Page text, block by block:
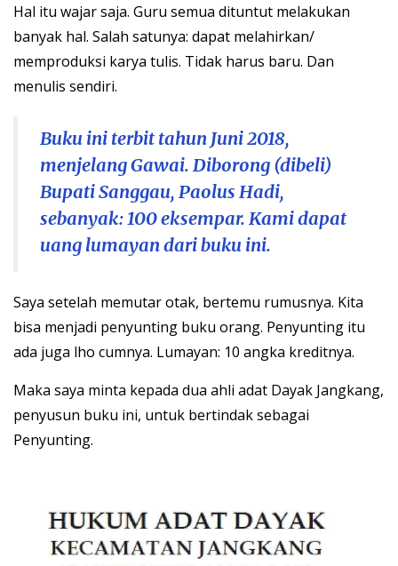
Hal itu wajar saja. Guru semua dituntut melakukan
banyak hal. Salah satunya: dapat melahirkan/
memproduksi karya tulis. Tidak harus baru. Dan
menulis sendiri.
Buku ini terbit tahun Juni 2018,
menjelang Gawai. Diborong (dibeli)
Bupati Sanggau, Paolus Hadi,
sebanyak: 100 eksempar. Kami dapat
uang lumayan dari buku ini.
Saya setelah memutar otak, bertemu rumusnya. Kita
bisa menjadi penyunting buku orang. Penyunting itu
ada juga lho cumnya. Lumayan: 10 angka kreditnya.
Maka saya minta kepada dua ahli adat Dayak Jangkang,
penyusun buku ini, untuk bertindak sebagai
Penyunting.